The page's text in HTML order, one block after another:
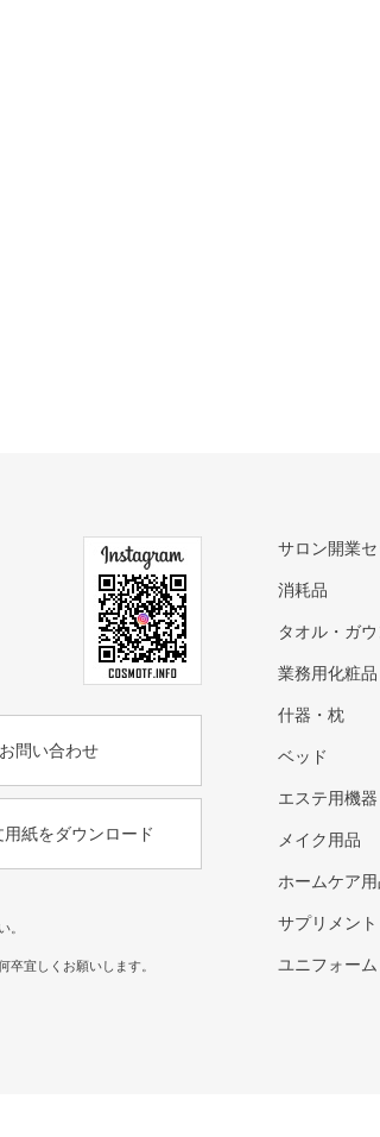
お問い合わせ
用紙をダウンロード
。
卒宜しくお願いします。
サロン開業セ
消耗品
タオル・ガウ
業務用化粧品
什器・枕
ベッド
エステ用機器
メイク用品
ホームケア用
サプリメント
ユニフォーム